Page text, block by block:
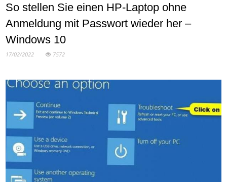
So stellen Sie einen HP-Laptop ohne
Anmeldung mit Passwort wieder her –
Windows 10
17/02/2022 7572